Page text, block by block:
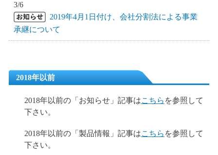
3/6
2019年4月1日付け、会社分割法による事業
承継について
2018年以前
2018年以前の「お知らせ」記事はこちら を参照して
下さい。
2018年以前の「製品情報」記事はこちら を参照して
下さい。